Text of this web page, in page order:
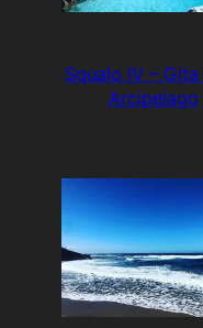
Squalo IV –
Arcipelago